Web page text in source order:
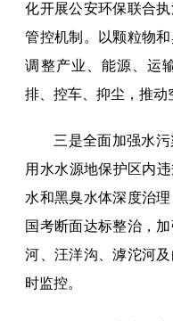
化开展公安环保联合
管控机制。以颗粒物
调整产业、能源、运
排、控车、抑尘，推动
三是全面加强水
用水水源地保护区内
水和黑臭水体深度治
国考断面达标整治，
河、汪洋沟、滹沱河
时监控。